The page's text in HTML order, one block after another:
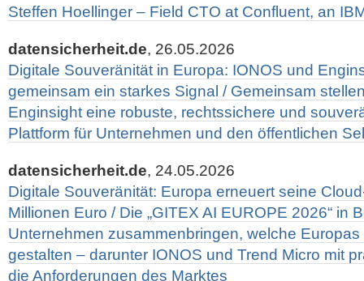
Steffen Hoellinger – Field CTO at Confluent, an
datensicherheit.de, 26.05.2026
Digitale Souveränität in Europa: IONOS und
gemeinsam ein starkes Signal / Gemeinsam
Enginsight eine robuste, rechtssichere und
Plattform für Unternehmen und den öffentlichen
datensicherheit.de, 24.05.2026
Digitale Souveränität: Europa erneuert seine
Millionen Euro / Die „GITEX AI EUROPE 2026“ in
Unternehmen zusammenbringen, welche Europas
gestalten – darunter IONOS und Trend Micro mit
die Anforderungen des Marktes